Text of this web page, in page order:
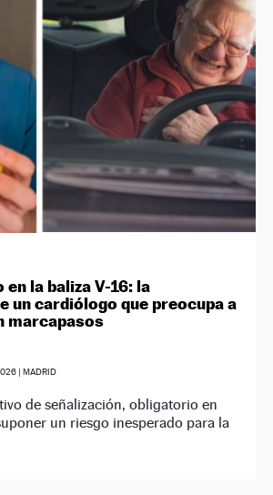
la baliza V-16: la
un cardiólogo que preocupa a
marcapasos
| MADRID
de señalización, obligatorio en
un riesgo inesperado para la